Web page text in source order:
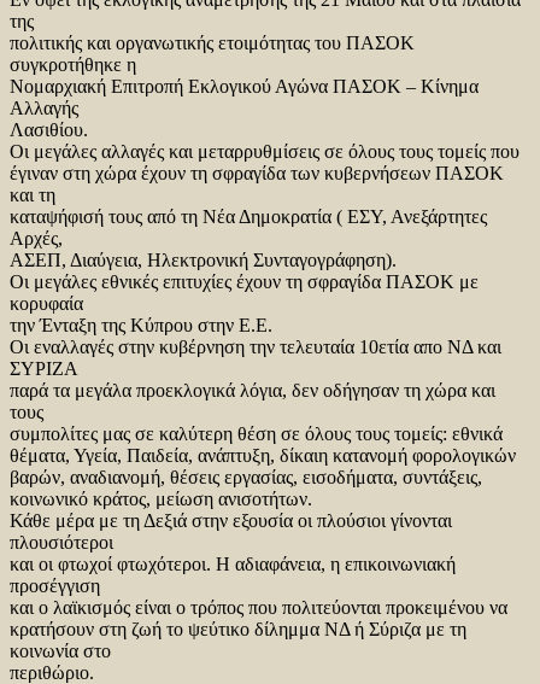
της
πολιτικής και οργανωτικής ετοιμότητας του ΠΑΣΟΚ
συγκροτήθηκε η
Νομαρχιακή Επιτροπή Εκλογικού Αγώνα ΠΑΣΟΚ – Κίνημα
Αλλαγής
Λασιθίου.
Οι μεγάλες αλλαγές και μεταρρυθμίσεις σε όλους τους τομείς που
έγιναν στη χώρα έχουν τη σφραγίδα των κυβερνήσεων ΠΑΣΟΚ
και τη
καταψήφισή τους από τη Νέα Δημοκρατία ( ΕΣΥ, Ανεξάρτητες
Αρχές,
ΑΣΕΠ, Διαύγεια, Ηλεκτρονική Συνταγογράφηση).
Οι μεγάλες εθνικές επιτυχίες έχουν τη σφραγίδα ΠΑΣΟΚ με
κορυφαία
την Ένταξη της Κύπρου στην Ε.Ε.
Οι εναλλαγές στην κυβέρνηση την τελευταία 10ετία απο ΝΔ και
ΣΥΡΙΖΑ
παρά τα μεγάλα προεκλογικά λόγια, δεν οδήγησαν τη χώρα και
τους
συμπολίτες μας σε καλύτερη θέση σε όλους τους τομείς: εθνικά
θέματα, Υγεία, Παιδεία, ανάπτυξη, δίκαιη κατανομή φορολογικών
βαρών, αναδιανομή, θέσεις εργασίας, εισοδήματα, συντάξεις,
κοινωνικό κράτος, μείωση ανισοτήτων.
Κάθε μέρα με τη Δεξιά στην εξουσία οι πλούσιοι γίνονται
πλουσιότεροι
και οι φτωχοί φτωχότεροι. Η αδιαφάνεια, η επικοινωνιακή
προσέγγιση
και ο λαϊκισμός είναι ο τρόπος που πολιτεύονται προκειμένου να
κρατήσουν στη ζωή το ψεύτικο δίλημμα ΝΔ ή Σύριζα με τη
κοινωνία στο
περιθώριο.